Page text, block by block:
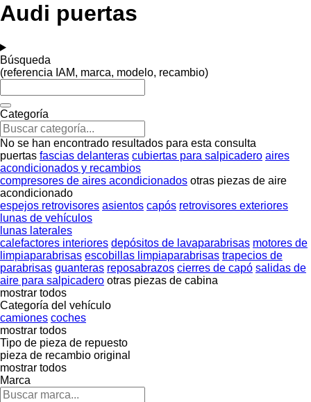
Audi puertas
Búsqueda
(referencia IAM, marca, modelo, recambio)
Categoría
No se han encontrado resultados para esta consulta
puertas fascias delanteras cubiertas para salpicadero aires
acondicionados y recambios
compresores de aires acondicionados otras piezas de aire
acondicionado
espejos retrovisores asientos capós retrovisores exteriores
lunas de vehículos
lunas laterales
calefactores interiores depósitos de lavaparabrisas motores de
limpiaparabrisas escobillas limpiaparabrisas trapecios de
parabrisas guanteras reposabrazos cierres de capó salidas de
aire para salpicadero otras piezas de cabina
mostrar todos
Categoría del vehículo
camiones coches
mostrar todos
Tipo de pieza de repuesto
pieza de recambio original
mostrar todos
Marca